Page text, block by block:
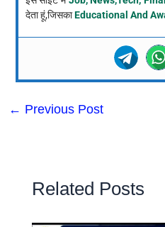
देता हूं,जिसकाEducational And
← Previous Post
Related Posts